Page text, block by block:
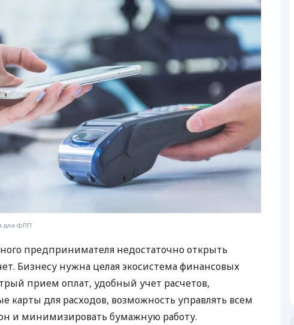
для ФЛП
предпринимателя недостаточно открыть
Бизнесу нужна целая экосистема финансовых
прием оплат, удобный учет расчетов,
карты для расходов, возможность управлять всем
и минимизировать бумажную работу.